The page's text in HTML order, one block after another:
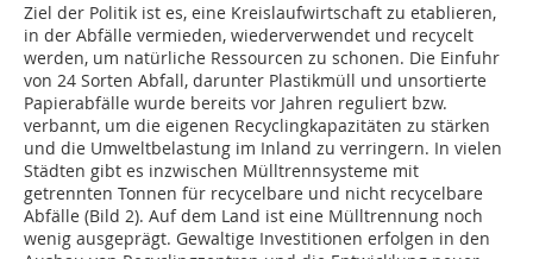
Ziel der Politik ist es, eine Kreislaufwirtschaft zu etablieren,
in der Abfälle vermieden, wiederverwendet und recycelt
werden, um natürliche Ressourcen zu schonen. Die Einfuhr
von 24 Sorten Abfall, darunter Plastikmüll und unsortierte
Papierabfälle wurde bereits vor Jahren reguliert bzw.
verbannt, um die eigenen Recyclingkapazitäten zu stärken
und die Umweltbelastung im Inland zu verringern. In vielen
Städten gibt es inzwischen Mülltrennsysteme mit
getrennten Tonnen für recycelbare und nicht recycelbare
Abfälle (Bild 2). Auf dem Land ist eine Mülltrennung noch
wenig ausgeprägt. Gewaltige Investitionen erfolgen in den